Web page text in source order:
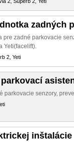
zadných
pre zadné parkovacie
Yeti(facelift).
2, Yeti
parkovacie senzory,
inštalácie